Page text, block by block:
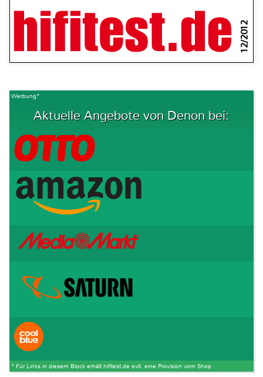
12/2012
Werbung*
Aktuelle Angebote von Denon bei:
* Für Links in diesem Block erhält hifitest.de evtl. eine Provision vom Shop